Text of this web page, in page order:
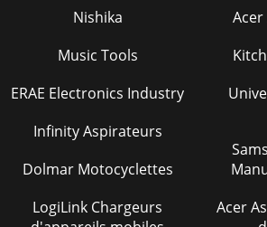
Nishika
Music Tools
ERAE Electronics Industry
Infinity Aspirateurs
Dolmar Motocyclettes
LogiLink Chargeurs
Acer
Samsung
Acer Aspire V3-531 Manuel